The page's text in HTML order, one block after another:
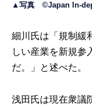
▲写真 ©Japan In-
細川氏は「規制緩
しい産業を新規参
だ。」と述べた。
浅田氏は現在衆議